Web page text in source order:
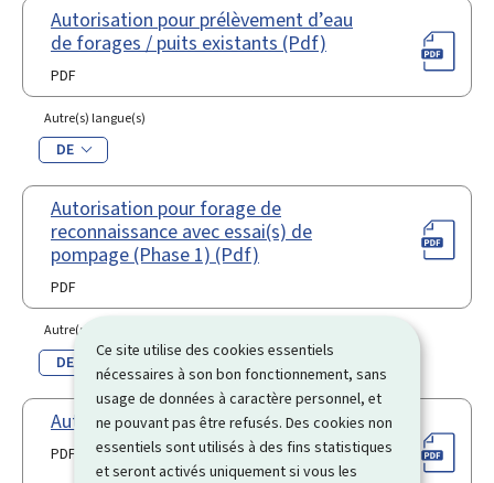
Ce site utilise des cookies essentiels
nécessaires à son bon fonctionnement, sans
usage de données à caractère personnel, et
ne pouvant pas être refusés. Des cookies non
essentiels sont utilisés à des fins statistiques
et seront activés uniquement si vous les
Autorisation pour prélèvement d’eau
de forages / puits existants (Pdf)
PDF
Autre(s) langue(s)
DE
Autorisation pour forage de
reconnaissance avec essai(s) de
pompage (Phase 1) (Pdf)
PDF
Autre(s) langue(s)
DE
Autorisation relative à l'eau (Pdf)
PDF